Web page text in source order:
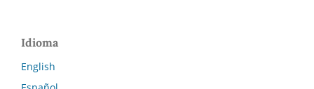
Idioma
English